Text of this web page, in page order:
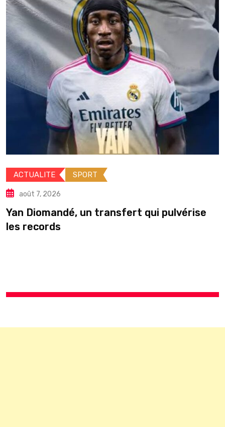
ACTUALITE
SANTE
août 6, 2026
Yémen : entre urgence humanitaire